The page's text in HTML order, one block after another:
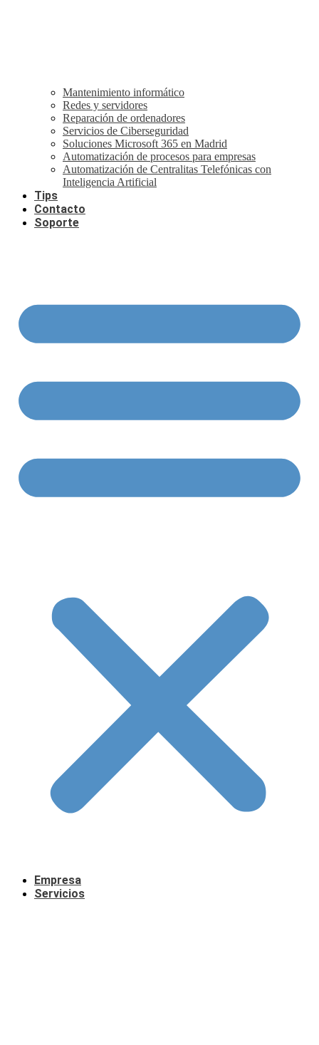
Mantenimiento informático
Redes y servidores
Reparación de ordenadores
Servicios de Ciberseguridad
Soluciones Microsoft 365 en Madrid
Automatización de procesos para empresas
Automatización de Centralitas Telefónicas con
Inteligencia Artificial
Tips
Contacto
Soporte
Empresa
Servicios